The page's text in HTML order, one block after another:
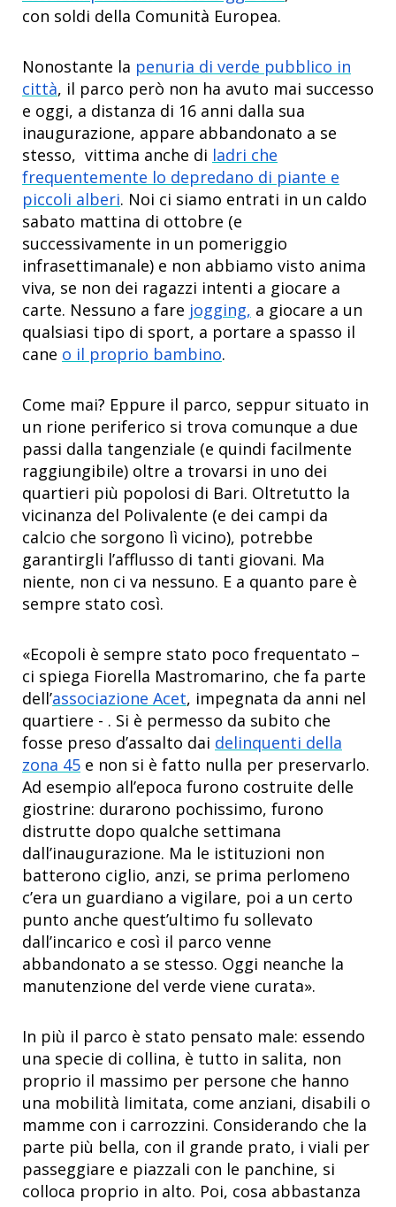
con soldi della Comunità Europea.
Nonostante la penuria di verde pubblico in
città, il parco però non ha avuto mai successo
e oggi, a distanza di 16 anni dalla sua
inaugurazione, appare abbandonato a se
stesso, vittima anche di ladri che
frequentemente lo depredano di piante e
piccoli alberi. Noi ci siamo entrati in un caldo
sabato mattina di ottobre (e
successivamente in un pomeriggio
infrasettimanale) e non abbiamo visto anima
viva, se non dei ragazzi intenti a giocare a
carte. Nessuno a fare jogging, a giocare a un
qualsiasi tipo di sport, a portare a spasso il
cane o il proprio bambino.
Come mai? Eppure il parco, seppur situato in
un rione periferico si trova comunque a due
passi dalla tangenziale (e quindi facilmente
raggiungibile) oltre a trovarsi in uno dei
quartieri più popolosi di Bari. Oltretutto la
vicinanza del Polivalente (e dei campi da
calcio che sorgono lì vicino), potrebbe
garantirgli l’afflusso di tanti giovani. Ma
niente, non ci va nessuno. E a quanto pare è
sempre stato così.
«Ecopoli è sempre stato poco frequentato –
ci spiega Fiorella Mastromarino, che fa parte
dell’associazione Acet, impegnata da anni nel
quartiere - . Si è permesso da subito che
fosse preso d’assalto dai delinquenti della
zona 45 e non si è fatto nulla per preservarlo.
Ad esempio all’epoca furono costruite delle
giostrine: durarono pochissimo, furono
distrutte dopo qualche settimana
dall’inaugurazione. Ma le istituzioni non
batterono ciglio, anzi, se prima perlomeno
c’era un guardiano a vigilare, poi a un certo
punto anche quest’ultimo fu sollevato
dall’incarico e così il parco venne
abbandonato a se stesso. Oggi neanche la
manutenzione del verde viene curata».
In più il parco è stato pensato male: essendo
una specie di collina, è tutto in salita, non
proprio il massimo per persone che hanno
una mobilità limitata, come anziani, disabili o
mamme con i carrozzini. Considerando che la
parte più bella, con il grande prato, i viali per
passeggiare e piazzali con le panchine, si
colloca proprio in alto. Poi, cosa abbastanza